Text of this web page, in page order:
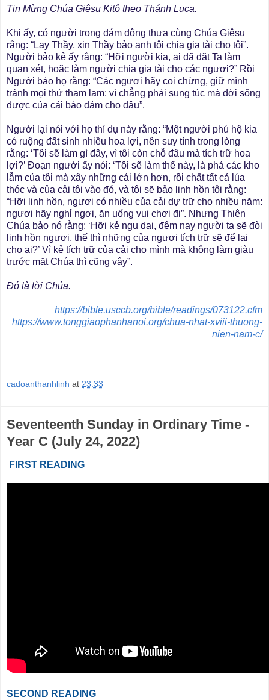
Tin Mừng Chúa Giêsu Kitô theo Thánh Luca.
Khi ấy, có người trong đám đông thưa cùng Chúa Giêsu
rằng: “Lạy Thầy, xin Thầy bảo anh tôi chia gia tài cho tôi”.
Người bảo kẻ ấy rằng: “Hỡi người kia, ai đã đặt Ta làm
quan xét, hoặc làm người chia gia tài cho các ngươi?” Rồi
Người bảo họ rằng: “Các ngươi hãy coi chừng, giữ mình
tránh mọi thứ tham lam: vì chẳng phải sung túc mà đời sống
được của cải bảo đảm cho đâu”.
Người lại nói với họ thí dụ này rằng: “Một người phú hộ kia
có ruộng đất sinh nhiều hoa lợi, nên suy tính trong lòng
rằng: ‘Tôi sẽ làm gì đây, vì tôi còn chỗ đâu mà tích trữ hoa
lợi?’ Ðoạn người ấy nói: ‘Tôi sẽ làm thế này, là phá các kho
lẫm của tôi mà xây những cái lớn hơn, rồi chất tất cả lúa
thóc và của cải tôi vào đó, và tôi sẽ bảo linh hồn tôi rằng:
“Hỡi linh hồn, ngươi có nhiều của cải dự trữ cho nhiều năm:
ngươi hãy nghỉ ngơi, ăn uống vui chơi đi”. Nhưng Thiên
Chúa bảo nó rằng: ‘Hỡi kẻ ngu dại, đêm nay người ta sẽ đòi
linh hồn ngươi, thế thì những của ngươi tích trữ sẽ để lại
cho ai?’ Vì kẻ tích trữ của cải cho mình mà không làm giàu
trước mặt Chúa thì cũng vậy”.
Ðó là lời Chúa.
https://bible.usccb.org/bible/readings/073122.cfm
https://www.tonggiaophanhanoi.org/chua-nhat-xviii-thuong-
nien-nam-c/
cadoanthanhlinh at 23:33
Seventeenth Sunday in Ordinary Time -
Year C (July 24, 2022)
FIRST READING
SECOND READING